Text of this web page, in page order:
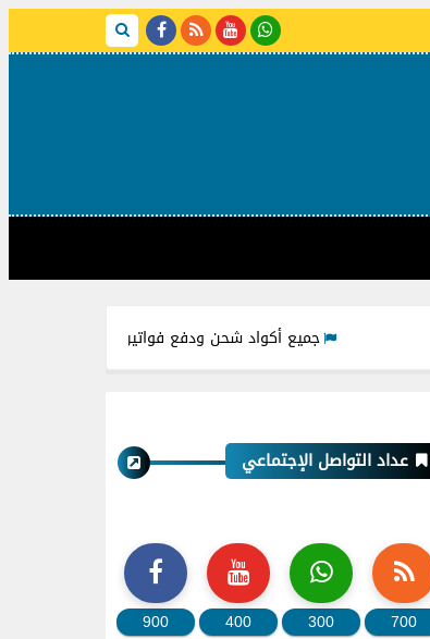
جميع أكواد شحن ودفع فواتير شركات مياه الشرب من خلال
عداد التواصل الإجتماعي
700
300
400
900